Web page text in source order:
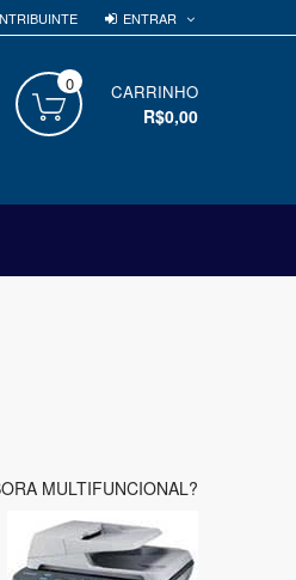
ENTRAR
CARRINHO
0
R$0,00
MULTIFUNCIONAL?